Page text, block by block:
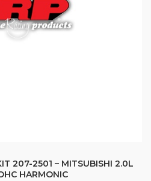
207-2501 – MITSUBISHI 2.0L
HARMONIC